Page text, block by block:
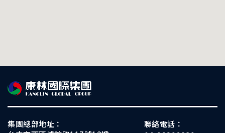
集團總部地址：
聯絡電話：